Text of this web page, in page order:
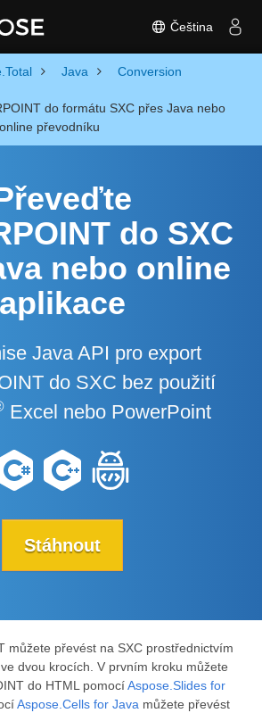
Čeština
Java Conversion
do formátu SXC přes Java nebo
převodníku
do SXC
nebo online
aplikace
Java API pro export
do SXC bez použití
Excel nebo PowerPoint
Stáhnout
můžete převést na SXC prostřednictvím
ve dvou krocích. V prvním kroku můžete
do HTML pomocíAspose.Slides for
Aspose.Cells for Java můžete převést